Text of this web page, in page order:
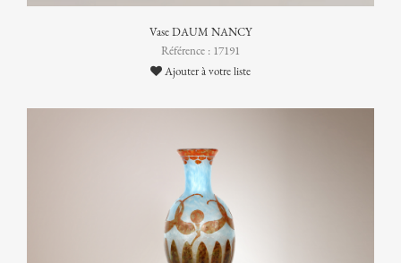
Vase DAUM NANCY
Référence : 17191
Ajouter à votre liste